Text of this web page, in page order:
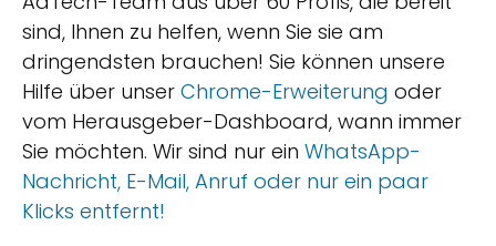
sind, Ihnen zu helfen, wenn Sie sie am
dringendsten brauchen! Sie können unsere
Hilfe über unser Chrome-Erweiterung oder
vom Herausgeber-Dashboard, wann immer
Sie möchten. Wir sind nur ein WhatsApp-
Nachricht, E-Mail, Anruf oder nur ein paar
Klicks entfernt!